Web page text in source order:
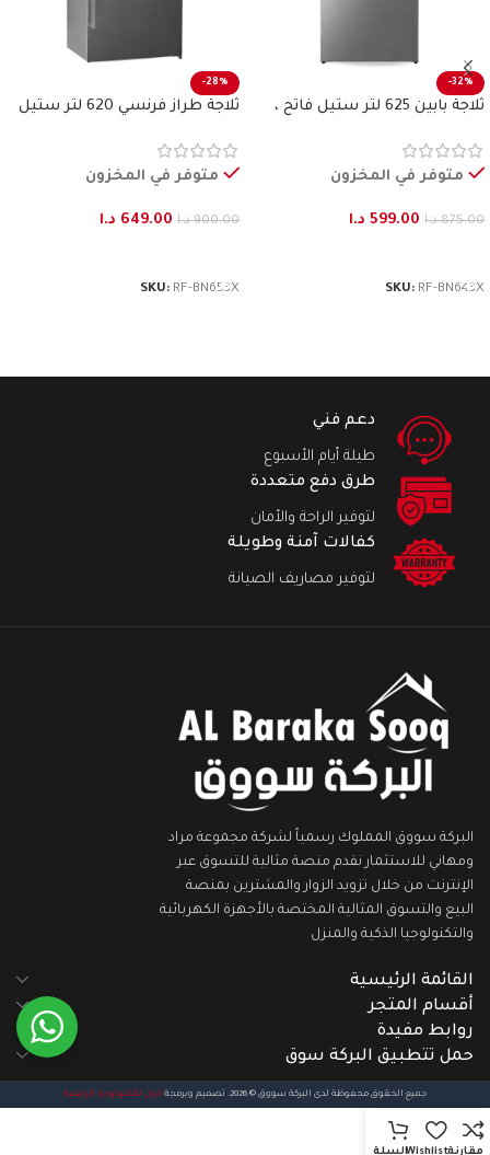
-32%
ثلاجة بابين 625 لتر ستيل فاتح ،
متوفر في المخزون
875.00 د.ا 599.00 د.ا
SKU: RF-BN643X
-28%
ثلاجة طراز فرنسي 620 لتر ستيل
متوفر في المخزون
900.00 د.ا 649.00 د.ا
SKU: RF-BN653X
دعم فني
طيلة أيام الأسبوع
طرق دفع متعددة
لتوفير الراحة والأمان
كفالات آمنة وطويلة
لتوفير مصاريف الصيانة
البركة سووق المملوك رسمياً لشركة مجموعة مراد
ومهاني للاستثمار نقدم منصة مثالية للتسوق عبر
الإنترنت من خلال تزويد الزوار والمشترين بمنصة
البيع والتسوق المثالية المختصة بالأجهزة الكهربائية
والتكنولوجيا الذكية والمنزل
القائمة الرئيسية
أقسام المتجر
روابط مفيدة
حمل تتطبيق البركة سوق
جميع الحقوق محفوظة لدى البركة سووق © 2026. تصميم وبرمجة كيان للتكنولوجيا الرقمية
مقارنةWishlistالسلة